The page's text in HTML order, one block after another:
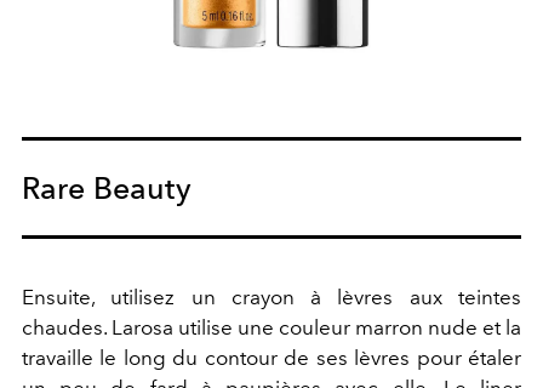
Rare Beauty
Ensuite, utilisez un crayon à lèvres aux teintes
chaudes. Larosa utilise une couleur marron nude et la
travaille le long du contour de ses lèvres pour étaler